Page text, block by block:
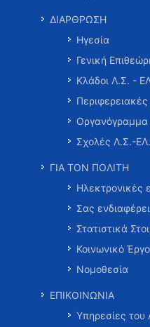
ΔΙΑΡΘΡΩΣΗ
Ηγεσία
Γενική
Κλάδοι Λ.Σ. -
Σχολές Λ.Σ.-
ΓΙΑ ΤΟΝ ΠΟΛΙΤΗ
Ηλεκτρονικές
Σας ενδιαφέρει
Στατιστικά
Κοινωνικό
Νομοθεσία
ΕΠΙΚΟΙΝΩΝΙΑ
Υπηρεσίες του